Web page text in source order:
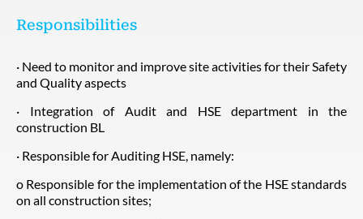
Responsibilities
· Need to monitor and improve site activities for their Safety
and Quality aspects
· Integration of Audit and HSE department in the
construction BL
· Responsible for Auditing HSE, namely:
o Responsible for the implementation of the HSE standards
on all construction sites;